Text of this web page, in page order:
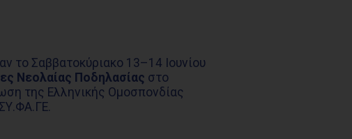
το Σαββατοκύριακο 13–14 Ιουνίου
Νεολαίας Ποδηλασίας στο
της Ελληνικής Ομοσπονδίας